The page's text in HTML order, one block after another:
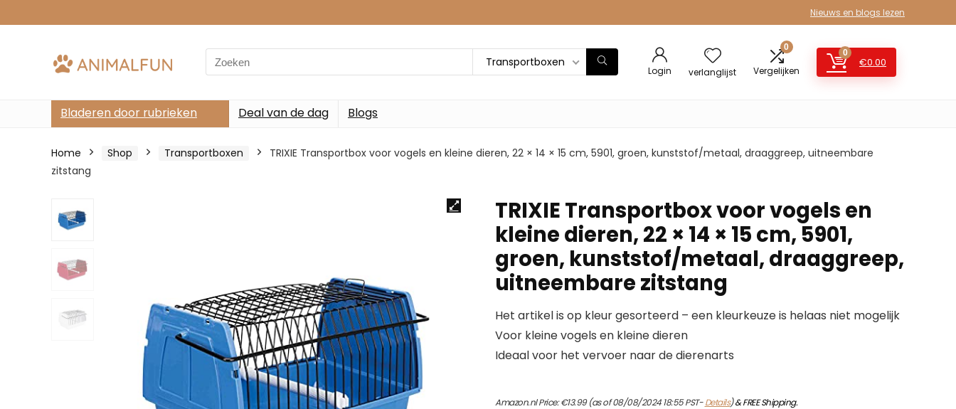
Nieuws en blogs lezen
Search
for:
Transportboxen
Login verlanglijst
0
Vergelijken
0
€0.00
Bladeren door rubrieken Deal van de dag Blogs
Home Shop Transportboxen
TRIXIE Transportbox voor vogels en kleine dieren, 22 × 14 × 15 cm, 5901, groen, kunststof/metaal, draaggreep, uitneembare
zitstang
TRIXIE Transportbox voor vogels en
kleine dieren, 22 × 14 × 15 cm, 5901,
groen, kunststof/metaal, draaggreep,
uitneembare zitstang
Het artikel is op kleur gesorteerd – een kleurkeuze is helaas niet mogelijk
Voor kleine vogels en kleine dieren
Ideaal voor het vervoer naar de dierenarts
Amazon.nl Price:€13.99(as of 08/08/2024 18:55 PST-Details)&FREE Shipping.